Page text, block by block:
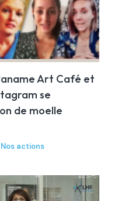
Art Café et
se
de moelle
Nos actions